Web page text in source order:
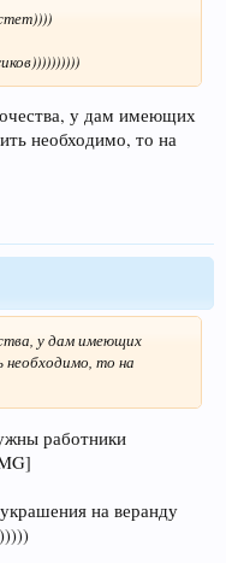
у дам имеющих
необходимо, то на
у дам имеющих
необходимо, то на
работники
на веранду